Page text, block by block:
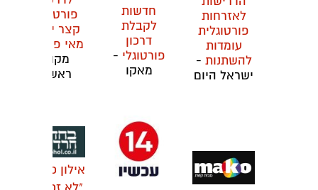
לאזרחות
פורטוגלית
עומדות
להשתנות -
ישראל היום
חדשות
לקבלת
דרכון
פורטוגלי -
מאקו
פורטוגלי
קצר יותר
מאי פעם
מקור
ראשון
אילון כסיף: